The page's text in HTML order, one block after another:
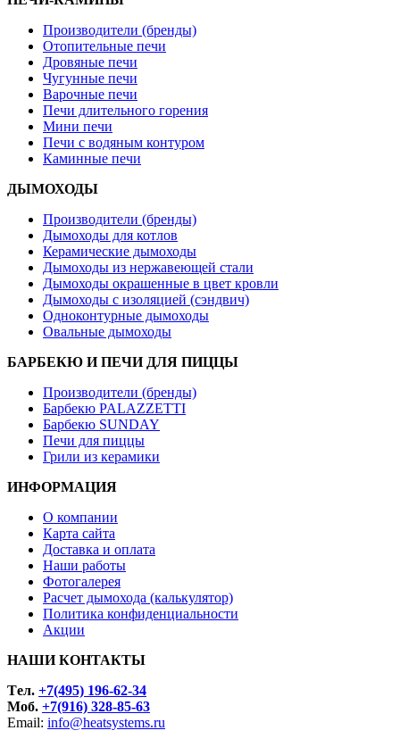
Производители (бренды)
Отопительные печи
Дровяные печи
Чугунные печи
Варочные печи
Печи длительного горения
Мини печи
Печи с водяным контуром
Каминные печи
ДЫМОХОДЫ
Производители (бренды)
Дымоходы для котлов
Керамические дымоходы
Дымоходы из нержавеющей стали
Дымоходы окрашенные в цвет кровли
Дымоходы с изоляцией (сэндвич)
Одноконтурные дымоходы
Овальные дымоходы
БАРБЕКЮ И ПЕЧИ ДЛЯ ПИЦЦЫ
Производители (бренды)
Барбекю PALAZZETTI
Барбекю SUNDAY
Печи для пиццы
Грили из керамики
ИНФОРМАЦИЯ
О компании
Карта сайта
Доставка и оплата
Наши работы
Фотогалерея
Расчет дымохода (калькулятор)
Политика конфиденциальности
Акции
НАШИ КОНТАКТЫ
Tел. +7(495) 196-62-34
Моб. +7(916) 328-85-63
Email: info@heatsystems.ru